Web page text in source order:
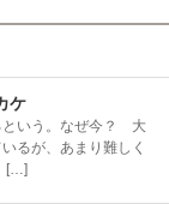
ケ
という。なぜ今？ 大
るが、あまり難しく
[…]